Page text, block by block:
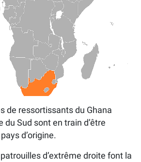
de ressortissants du Ghana
du Sud sont en train d’être
d’origine.
d’extrême droite font la